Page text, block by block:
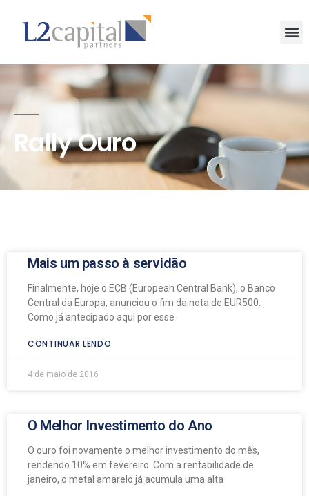
Rally Ouro
Mais um passo à servidão
Finalmente, hoje o ECB (European Central Bank), o Banco
Central da Europa, anunciou o fim da nota de EUR500.
Como já antecipado aqui por esse
CONTINUAR LENDO
4 de maio de 2016
O Melhor Investimento do Ano
O ouro foi novamente o melhor investimento do mês,
rendendo 10% em fevereiro. Com a rentabilidade de
janeiro, o metal amarelo já acumula uma alta